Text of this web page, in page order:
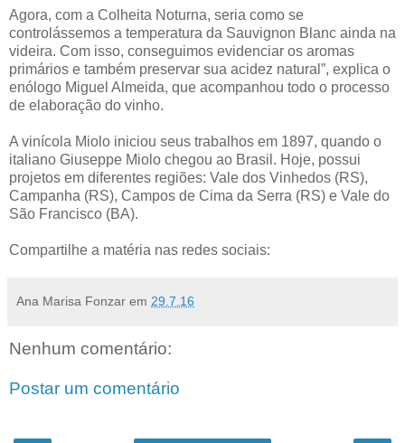
Agora, com a Colheita Noturna, seria como se
controlássemos a temperatura da Sauvignon Blanc ainda na
videira. Com isso, conseguimos evidenciar os aromas
primários e também preservar sua acidez natural”, explica o
enólogo Miguel Almeida, que acompanhou todo o processo
de elaboração do vinho.
A vinícola Miolo iniciou seus trabalhos em 1897, quando o
italiano Giuseppe Miolo chegou ao Brasil. Hoje, possui
projetos em diferentes regiões: Vale dos Vinhedos (RS),
Campanha (RS), Campos de Cima da Serra (RS) e Vale do
São Francisco (BA).
Compartilhe a matéria nas redes sociais:
Ana Marisa Fonzar em 29.7.16
Nenhum comentário:
Postar um comentário